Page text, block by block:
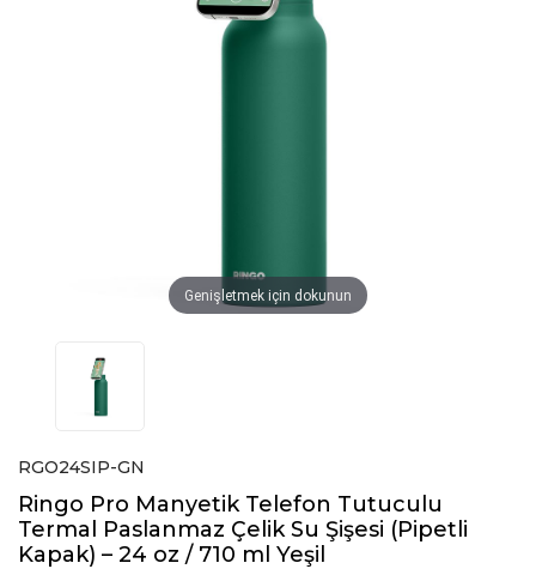
Genişletmek için dokunun
RGO24SIP-GN
Ringo Pro Manyetik Telefon Tutuculu
Termal Paslanmaz Çelik Su Şişesi (Pipetli
Kapak) – 24 oz / 710 ml Yeşil